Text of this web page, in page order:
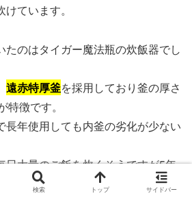
ています。
たのはタイガー魔法瓶の炊飯器でし
遠赤特厚釜を採用しており釜の厚さ
徴です。
長年使用しても内釜の劣化が少ない
日大量のご飯を炊くそうですが5年
立った傷はないと言っていました。
検索 トップ サイドバー